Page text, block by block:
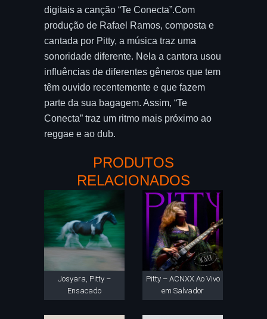
digitais a canção “Te Conecta”.Com
produção de Rafael Ramos, composta e
cantada por Pitty, a música traz uma
sonoridade diferente. Nela a cantora usou
influências de diferentes gêneros que tem
têm ouvido recentemente e que fazem
parte da sua bagagem. Assim, “Te
Conecta” traz um ritmo mais próximo ao
reggae e ao dub.
PRODUTOS
RELACIONADOS
Josyara, Pitty –
Ensacado
Pitty – ACNXX Ao Vivo
em Salvador